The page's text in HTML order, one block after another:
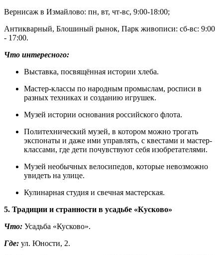
Вернисаж в Измайлово: пн, вт, чт-вс, 9:00-18:00;
Антикварный, Блошиный рынок, Парк живописи: сб-вс: 9:00
- 17:00.
Что интересного:
Выставка, посвящённая истории хлеба.
Мастер-классы по народным промыслам, росписи в
разных техниках и созданию игрушек.
Музей истории основания российского флота.
Политехнический музей, в котором можно трогать
экспонаты и даже ими управлять, с квестами и мастер-
классами, где дети почувствуют себя изобретателями.
Музей необычных велосипедов, которые невозможно
увидеть на улице.
Кулинарная студия и свечная мастерская.
5. Традиции и странности в усадьбе «Кусково»
Что: Усадьба «Кусково».
Где: ул. Юности, 2.